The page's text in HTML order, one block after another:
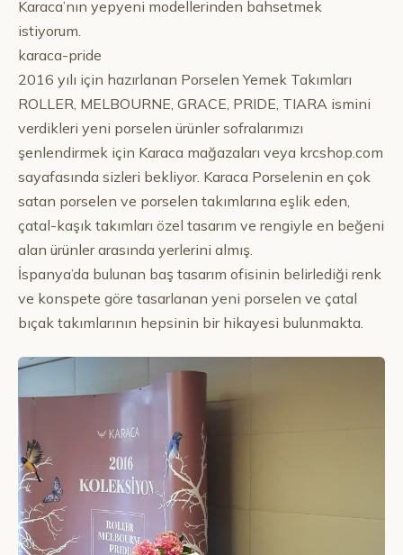
Karaca’nın yepyeni modellerinden bahsetmek
istiyorum.
karaca-pride
2016 yılı için hazırlanan Porselen Yemek Takımları
ROLLER, MELBOURNE, GRACE, PRIDE, TIARA ismini
verdikleri yeni porselen ürünler sofralarımızı
şenlendirmek için Karaca mağazaları veya krcshop.com
sayafasında sizleri bekliyor. Karaca Porselenin en çok
satan porselen ve porselen takımlarına eşlik eden,
çatal-kaşık takımları özel tasarım ve rengiyle en beğeni
alan ürünler arasında yerlerini almış.
İspanya’da bulunan baş tasarım ofisinin belirlediği renk
ve konspete göre tasarlanan yeni porselen ve çatal
bıçak takımlarının hepsinin bir hikayesi bulunmakta.